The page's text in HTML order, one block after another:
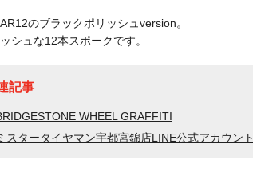
のブラックポリッシュversion。
シュな12本スポークです。
記事
WHEEL GRAFFITI
スタータイヤマン宇都宮錦店LINE公式アカウント